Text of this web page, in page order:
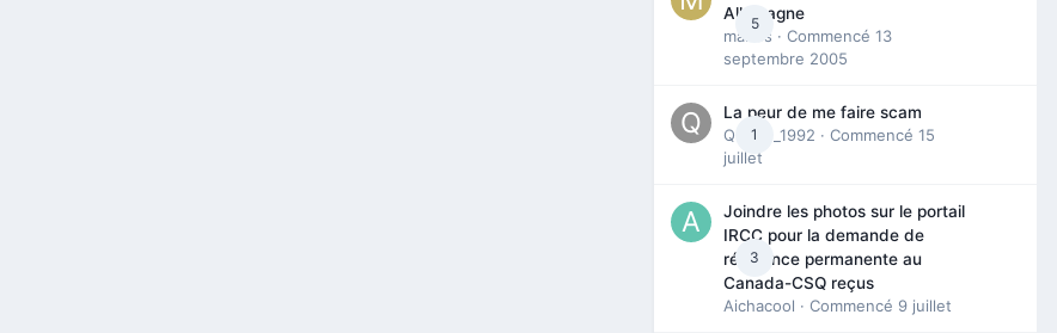
5
Allemagne
maries · Commencé 13
septembre 2005
1
La peur de me faire scam
Queen_1992 · Commencé 15
juillet
3
Joindre les photos sur le portail
IRCC pour la demande de
résidence permanente au
Canada-CSQ reçus
Aichacool · Commencé 9 juillet